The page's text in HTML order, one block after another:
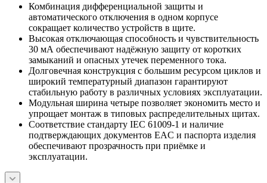
Комбинация дифференциальной защиты и
автоматического отключения в одном корпусе
сокращает количество устройств в щите.
Высокая отключающая способность и чувствительность
30 мА обеспечивают надёжную защиту от коротких
замыканий и опасных утечек переменного тока.
Долговечная конструкция с большим ресурсом циклов и
широкий температурный диапазон гарантируют
стабильную работу в различных условиях эксплуатации.
Модульная ширина четыре позволяет экономить место и
упрощает монтаж в типовых распределительных щитах.
Соответствие стандарту IEC 61009-1 и наличие
подтверждающих документов EAC и паспорта изделия
обеспечивают прозрачность при приёмке и
эксплуатации.